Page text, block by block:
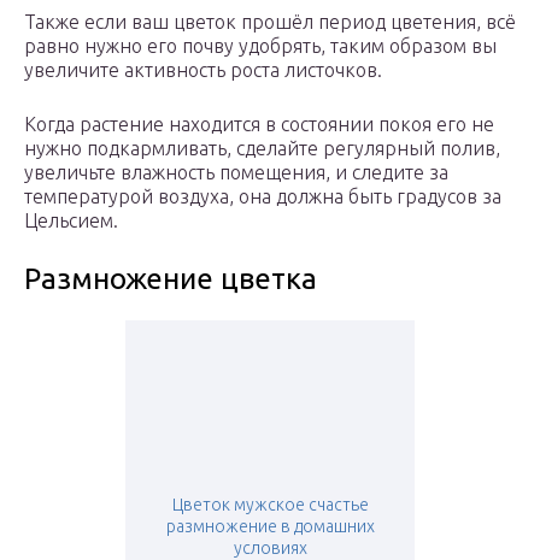
Также если ваш цветок прошёл период цветения, всё
равно нужно его почву удобрять, таким образом вы
увеличите активность роста листочков.
Когда растение находится в состоянии покоя его не
нужно подкармливать, сделайте регулярный полив,
увеличьте влажность помещения, и следите за
температурой воздуха, она должна быть градусов за
Цельсием.
Размножение цветка
Цветок мужское счастье
размножение в домашних
условиях